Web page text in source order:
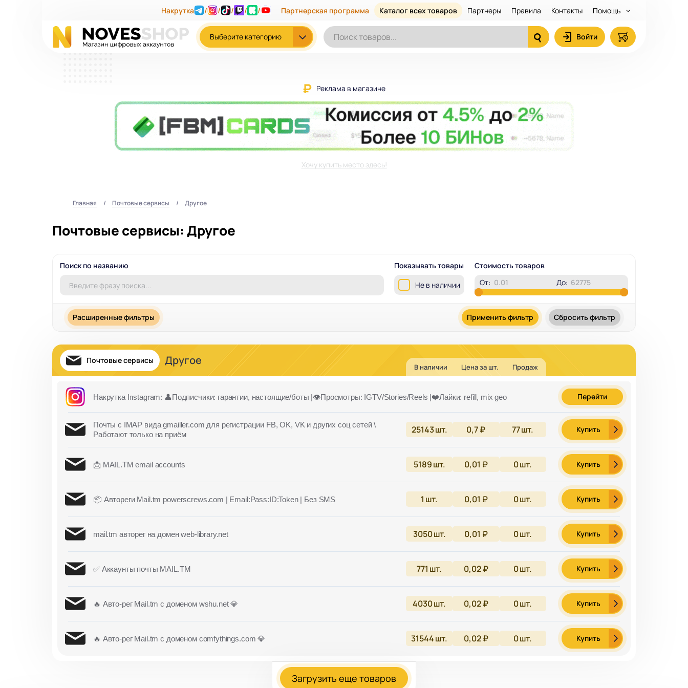
Накрутка / / / / / Партнерская программа Каталог всех товаров Партнеры Правила Контакты Помощь
Выберите категорию Войти
Реклама в магазине
Хочу купить место здесь!
Главная Почтовые сервисы Другое
Почтовые сервисы: Другое
Поиск по названию
Показывать товары
Не в наличии
Стоимость товаров
От:
До:
Расширенные фильтры Применить фильтр Сбросить фильтр
Почтовые сервисы Другое В наличии Цена за шт. Продаж
Накрутка Instagram: 👤Подписчики: гарантии, настоящие/боты |👁️Просмотры: IGTV/Stories/Reels |❤️Лайки: refill, mix geo Перейти
Почты с IMAP вида gmailler.com для регистрации FB, OK, VK и других соц сетей \
Работают только на приём
25143шт. 0,7 ₽ 77шт. Купить
📩 MAIL.TM email accounts 5189шт. 0,01 ₽ 0шт. Купить
📦 Автореги Mail.tm powerscrews.com | Email:Pass:ID:Token | Без SMS 1 шт. 0,01 ₽ 0шт. Купить
mail.tm авторег на домен web-library.net 3050шт. 0,01 ₽ 0шт. Купить
✅ Аккаунты почты MAIL.TM 771 шт. 0,02 ₽ 0шт. Купить
🔥 Авто-рег Mail.tm с доменом wshu.net 💎 4030шт. 0,02 ₽ 0шт. Купить
🔥 Авто-рег Mail.tm с доменом comfythings.com 💎 31544шт. 0,02 ₽ 0шт. Купить
Загрузить еще товаров